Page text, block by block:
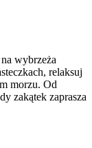
wybrzeża
relaksuj
morzu. Od
zakątek zaprasza